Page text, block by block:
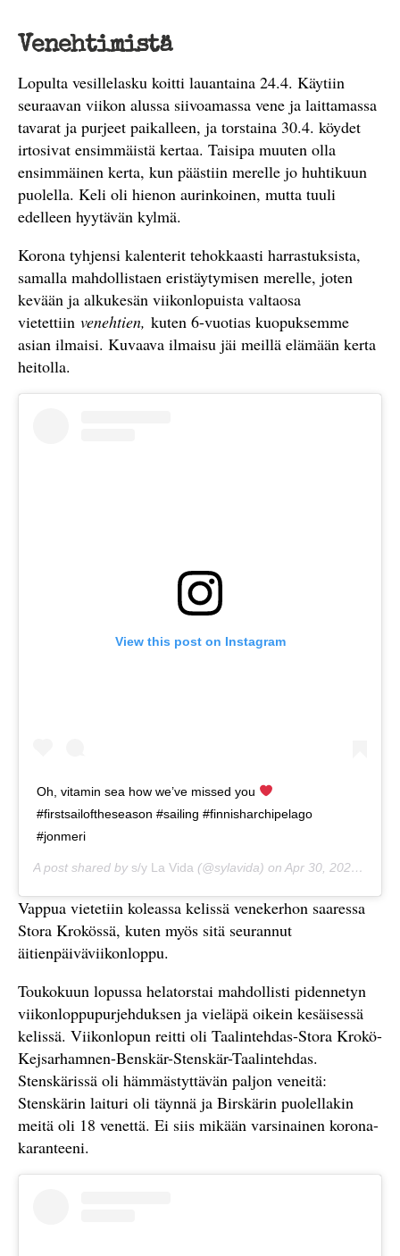
Venehtimistä
Lopulta vesillelasku koitti lauantaina 24.4. Käytiin
seuraavan viikon alussa siivoamassa vene ja laittamassa
tavarat ja purjeet paikalleen, ja torstaina 30.4. köydet
irtosivat ensimmäistä kertaa. Taisipa muuten olla
ensimmäinen kerta, kun päästiin merelle jo huhtikuun
puolella. Keli oli hienon aurinkoinen, mutta tuuli
edelleen hyytävän kylmä.
Korona tyhjensi kalenterit tehokkaasti harrastuksista,
samalla mahdollistaen eristäytymisen merelle, joten
kevään ja alkukesän viikonlopuista valtaosa
vietettiin venehtien, kuten 6-vuotias kuopuksemme
asian ilmaisi. Kuvaava ilmaisu jäi meillä elämään kerta
heitolla.
View this post on Instagram
Oh, vitamin sea how we’ve missed you
#firstsailoftheseason #sailing #finnisharchipelago
#jonmeri
A post shared by s/y La Vida (@sylavida) on Apr 30, 2020 at 10:14am PDT
Vappua vietetiin koleassa kelissä venekerhon saaressa
Stora Krokössä, kuten myös sitä seurannut
äitienpäiväviikonloppu.
Toukokuun lopussa helatorstai mahdollisti pidennetyn
viikonloppupurjehduksen ja vieläpä oikein kesäisessä
kelissä. Viikonlopun reitti oli Taalintehdas-Stora Krokö-
Kejsarhamnen-Benskär-Stenskär-Taalintehdas.
Stenskärissä oli hämmästyttävän paljon veneitä:
Stenskärin laituri oli täynnä ja Birskärin puolellakin
meitä oli 18 venettä. Ei siis mikään varsinainen korona-
karanteeni.